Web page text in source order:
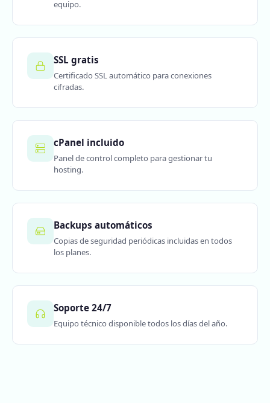
equipo.
SSL gratis
Certificado SSL automático para conexiones
cifradas.
cPanel incluido
Panel de control completo para gestionar tu
hosting.
Backups automáticos
Copias de seguridad periódicas incluidas en todos
los planes.
Soporte 24/7
Equipo técnico disponible todos los días del año.